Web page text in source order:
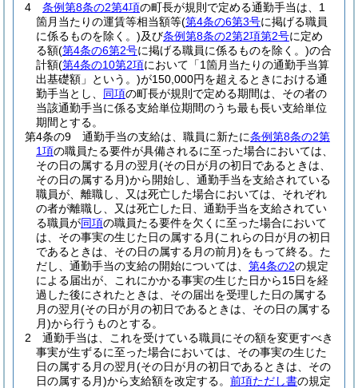
4
条例第8条の2第4項の町長が規則で定める通勤手当は、1
箇月当たりの運賃等相当額等(第4条の6第3号に掲げる職員
に係るものを除く。)及び条例第8条の2第2項第2号に定め
る額(第4条の6第2号に掲げる職員に係るものを除く。)の合
計額(第4条の10第2項において「1箇月当たりの通勤手当算
出基礎額」という。)が150,000円を超えるときにおける通
勤手当とし、 同項の町長が規則で定める期間は、その者の
当該通勤手当に係る支給単位期間のうち最も長い支給単位
期間とする。
第4条の9
通勤手当の支給は、職員に新たに条例第8条の2第
1項の職員たる要件が具備されるに至った場合においては、
その日の属する月の翌月(その日が月の初日であるときは、
その日の属する月)から開始し、通勤手当を支給されている
職員が、離職し、又は死亡した場合においては、それぞれ
の者が離職し、又は死亡した日、通勤手当を支給されてい
る職員が同項の職員たる要件を欠くに至った場合において
は、その事実の生じた日の属する月(これらの日が月の初日
であるときは、その日の属する月の前月)をもって終る。 た
だし、通勤手当の支給の開始については、 第4条の2の規定
による届出が、これにかかる事実の生じた日から15日を経
過した後にされたときは、その届出を受理した日の属する
月の翌月(その日が月の初日であるときは、その日の属する
月)から行うものとする。
2
通勤手当は、これを受けている職員にその額を変更すべき
事実が生ずるに至った場合においては、その事実の生じた
日の属する月の翌月(その日が月の初日であるときは、その
日の属する月)から支給額を改定する。 前項ただし書の規定